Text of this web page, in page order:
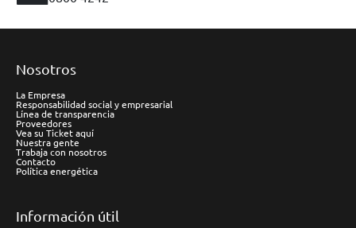
Nosotros
La Empresa
Responsabilidad social y empresarial
Línea de transparencia
Proveedores
Vea su Ticket aquí
Nuestra gente
Trabaja con nosotros
Contacto
Política energética
Información útil